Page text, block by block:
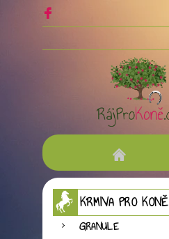
KRMIVA PRO KONĚ
GRANULE